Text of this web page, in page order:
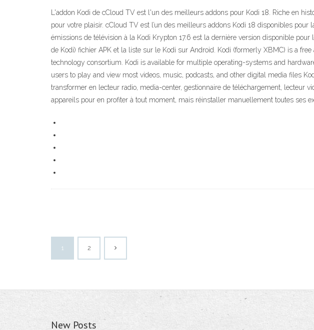
L'addon Kodi de cCloud TV est l'un des meilleurs addons pour Kodi 18. Riche en
pour votre plaisir. cCloud TV est l’un des meilleurs addons Kodi 18 disponibles
émissions de télévision à la Kodi Krypton 17.6 est la dernière version disponible
de Kodi) fichier APK et la liste sur le Kodi sur Android. Kodi (formerly XBMC) is a
technology consortium. Kodi is available for multiple operating-systems and
users to play and view most videos, music, podcasts, and other digital media files
transformer en lecteur radio, media-center, gestionnaire de téléchargement, lecteur
appareils pour en profiter à tout moment, mais réinstaller manuellement toutes ses
1 2
New Posts